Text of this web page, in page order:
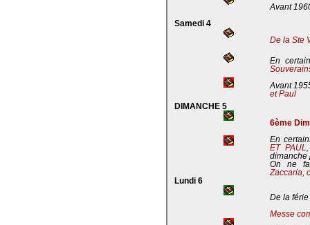
Avant
Samedi 4
De la Ste
En
Avant
et Paul
DIMANCHE 5
6ème
En
ET
dimanche
On ne
Zaccaria,
Lundi 6
De la férie
Messe